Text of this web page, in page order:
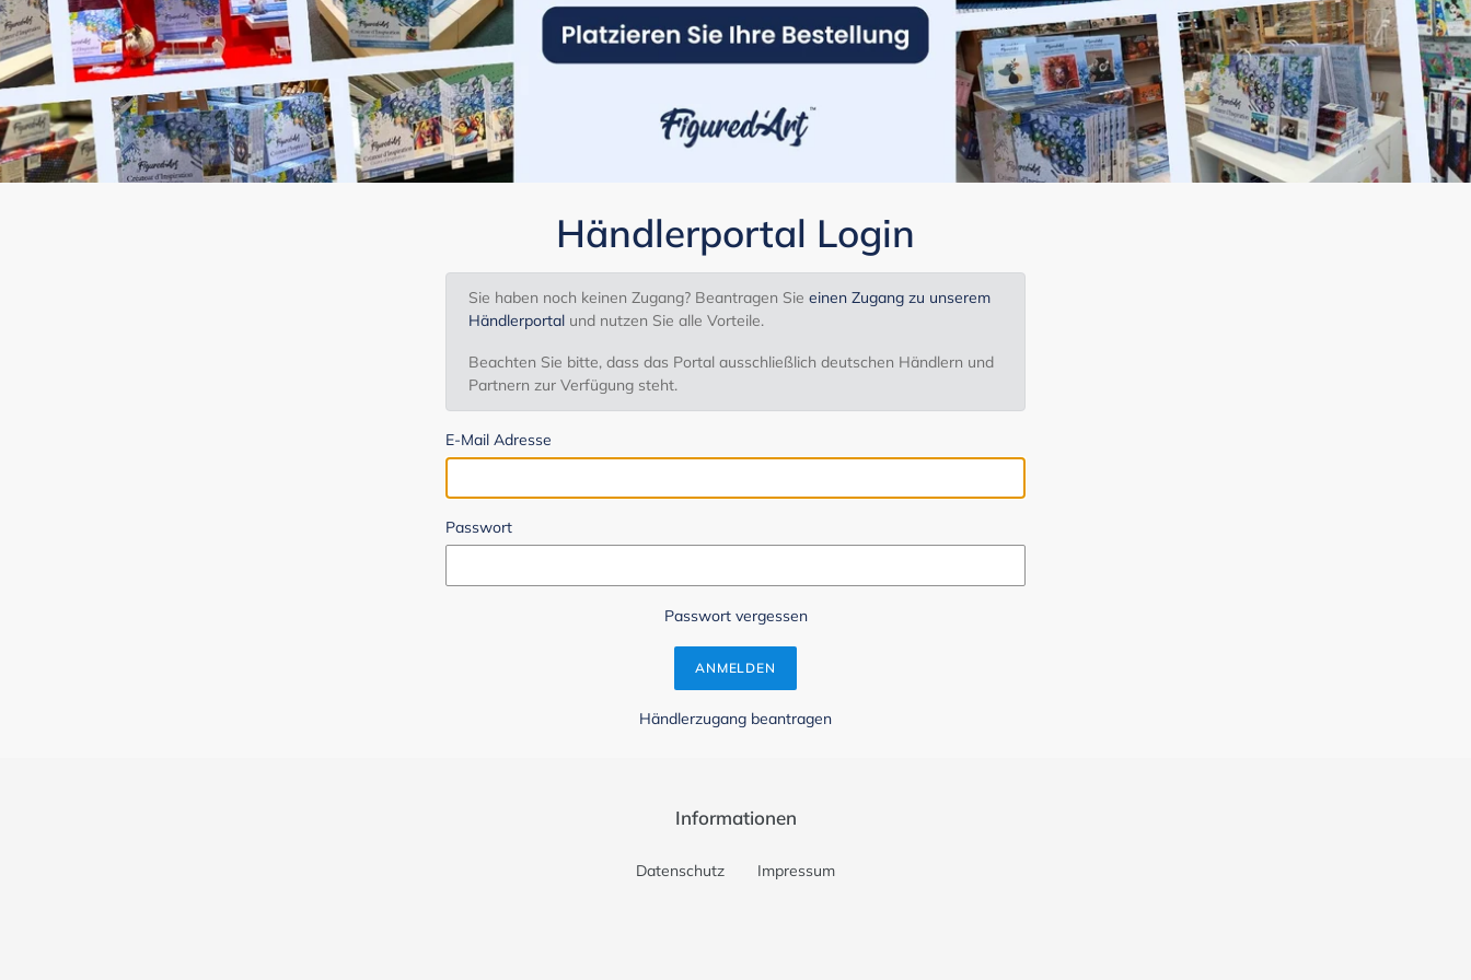
Händlerportal Login
Sie haben noch keinen Zugang? Beantragen Sie einen Zugang zu unserem
Händlerportal und nutzen Sie alle Vorteile.
Beachten Sie bitte, dass das Portal ausschließlich deutschen Händlern und
Partnern zur Verfügung steht.
E-Mail Adresse
Passwort
Passwort vergessen
Händlerzugang beantragen
Informationen
Datenschutz Impressum